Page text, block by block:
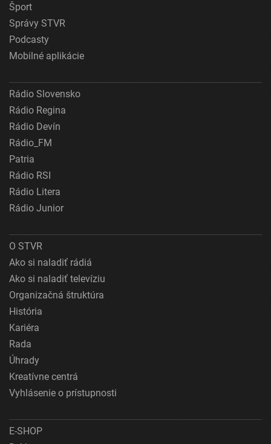
Šport
Správy STVR
Podcasty
Mobilné aplikácie
Rádio Slovensko
Rádio Regina
Rádio Devín
Rádio_FM
Patria
Rádio RSI
Rádio Litera
Rádio Junior
O STVR
Ako si naladiť rádiá
Ako si naladiť televíziu
Organizačná štruktúra
História
Kariéra
Rada
Úhrady
Kreatívne centrá
Vyhlásenie o prístupnosti
E-SHOP